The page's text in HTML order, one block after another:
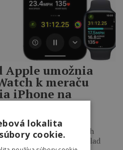
umožnia
k meraču
iPhone na
10 stavia na ďalších
cyklistiku, ako je napríklad
lokalita
cookie.